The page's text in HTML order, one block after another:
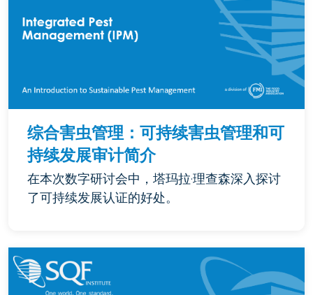
综合害虫管理：可持续害虫管理和可
持续发展审计简介
在本次数字研讨会中，塔玛拉·理查森深入探讨
了可持续发展认证的好处。